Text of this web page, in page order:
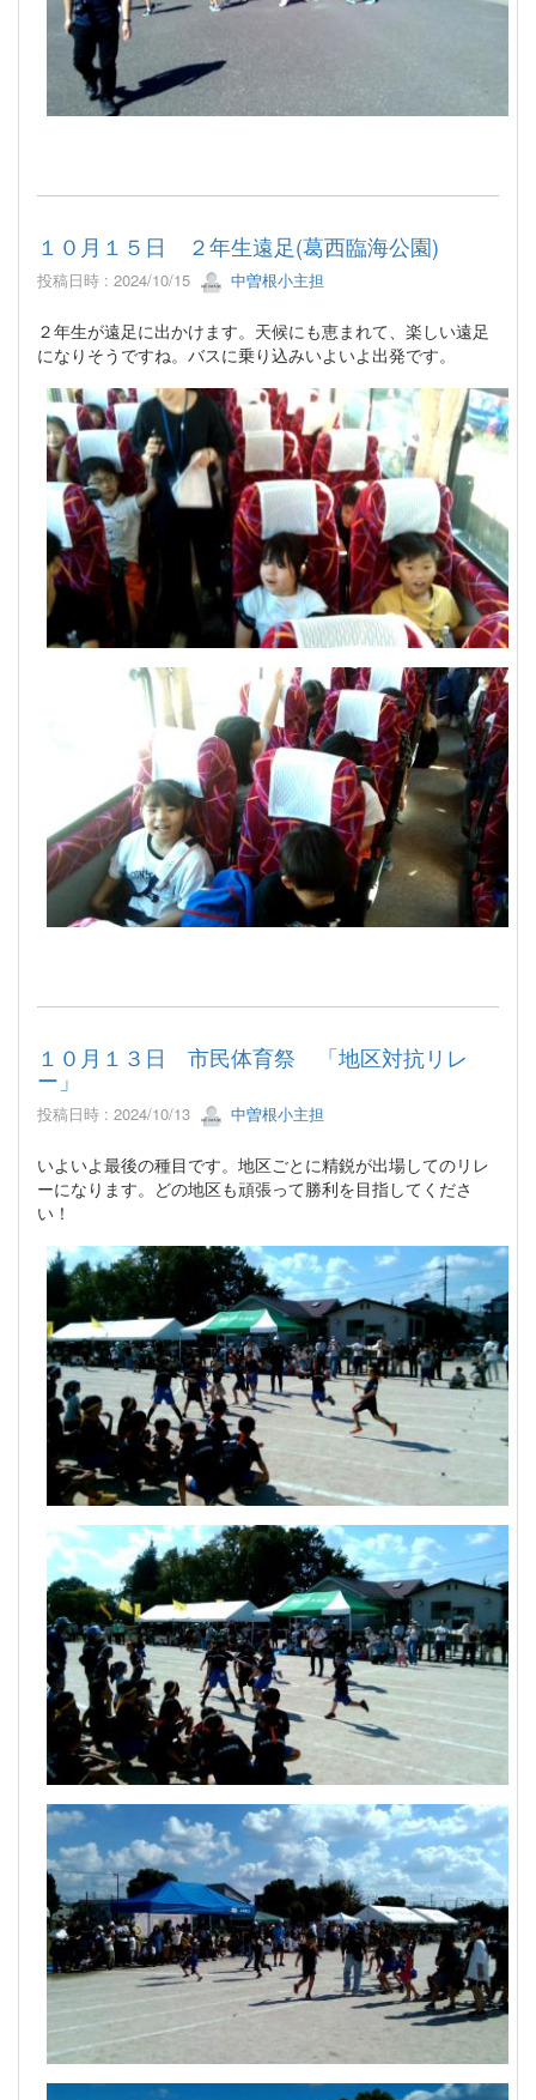
１０月１５日 ２年生遠足(葛西臨海公園)
投稿日時 : 2024/10/15 中曽根小主担
２年生が遠足に出かけます。天候にも恵まれて、楽しい遠足
になりそうですね。バスに乗り込みいよいよ出発です。
１０月１３日 市民体育祭 「地区対抗リレ
ー」
投稿日時 : 2024/10/13 中曽根小主担
いよいよ最後の種目です。地区ごとに精鋭が出場してのリレ
ーになります。どの地区も頑張って勝利を目指してくださ
い！